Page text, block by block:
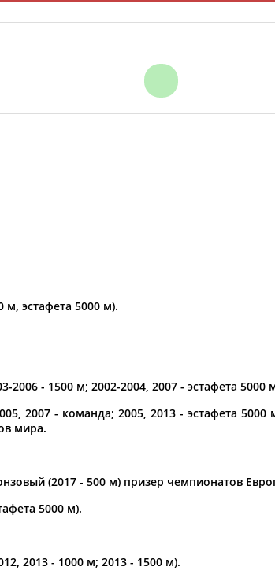
У кого
100
эстафета 5000 м).
- 1500 м; 2002-2004, 2007 - эстафета 5000
2007 - команда; 2005, 2013 - эстафета 5000
мира.
(2017 - 500 м) призер чемпионатов
5000 м).
2013 - 1000 м; 2013 - 1500 м).